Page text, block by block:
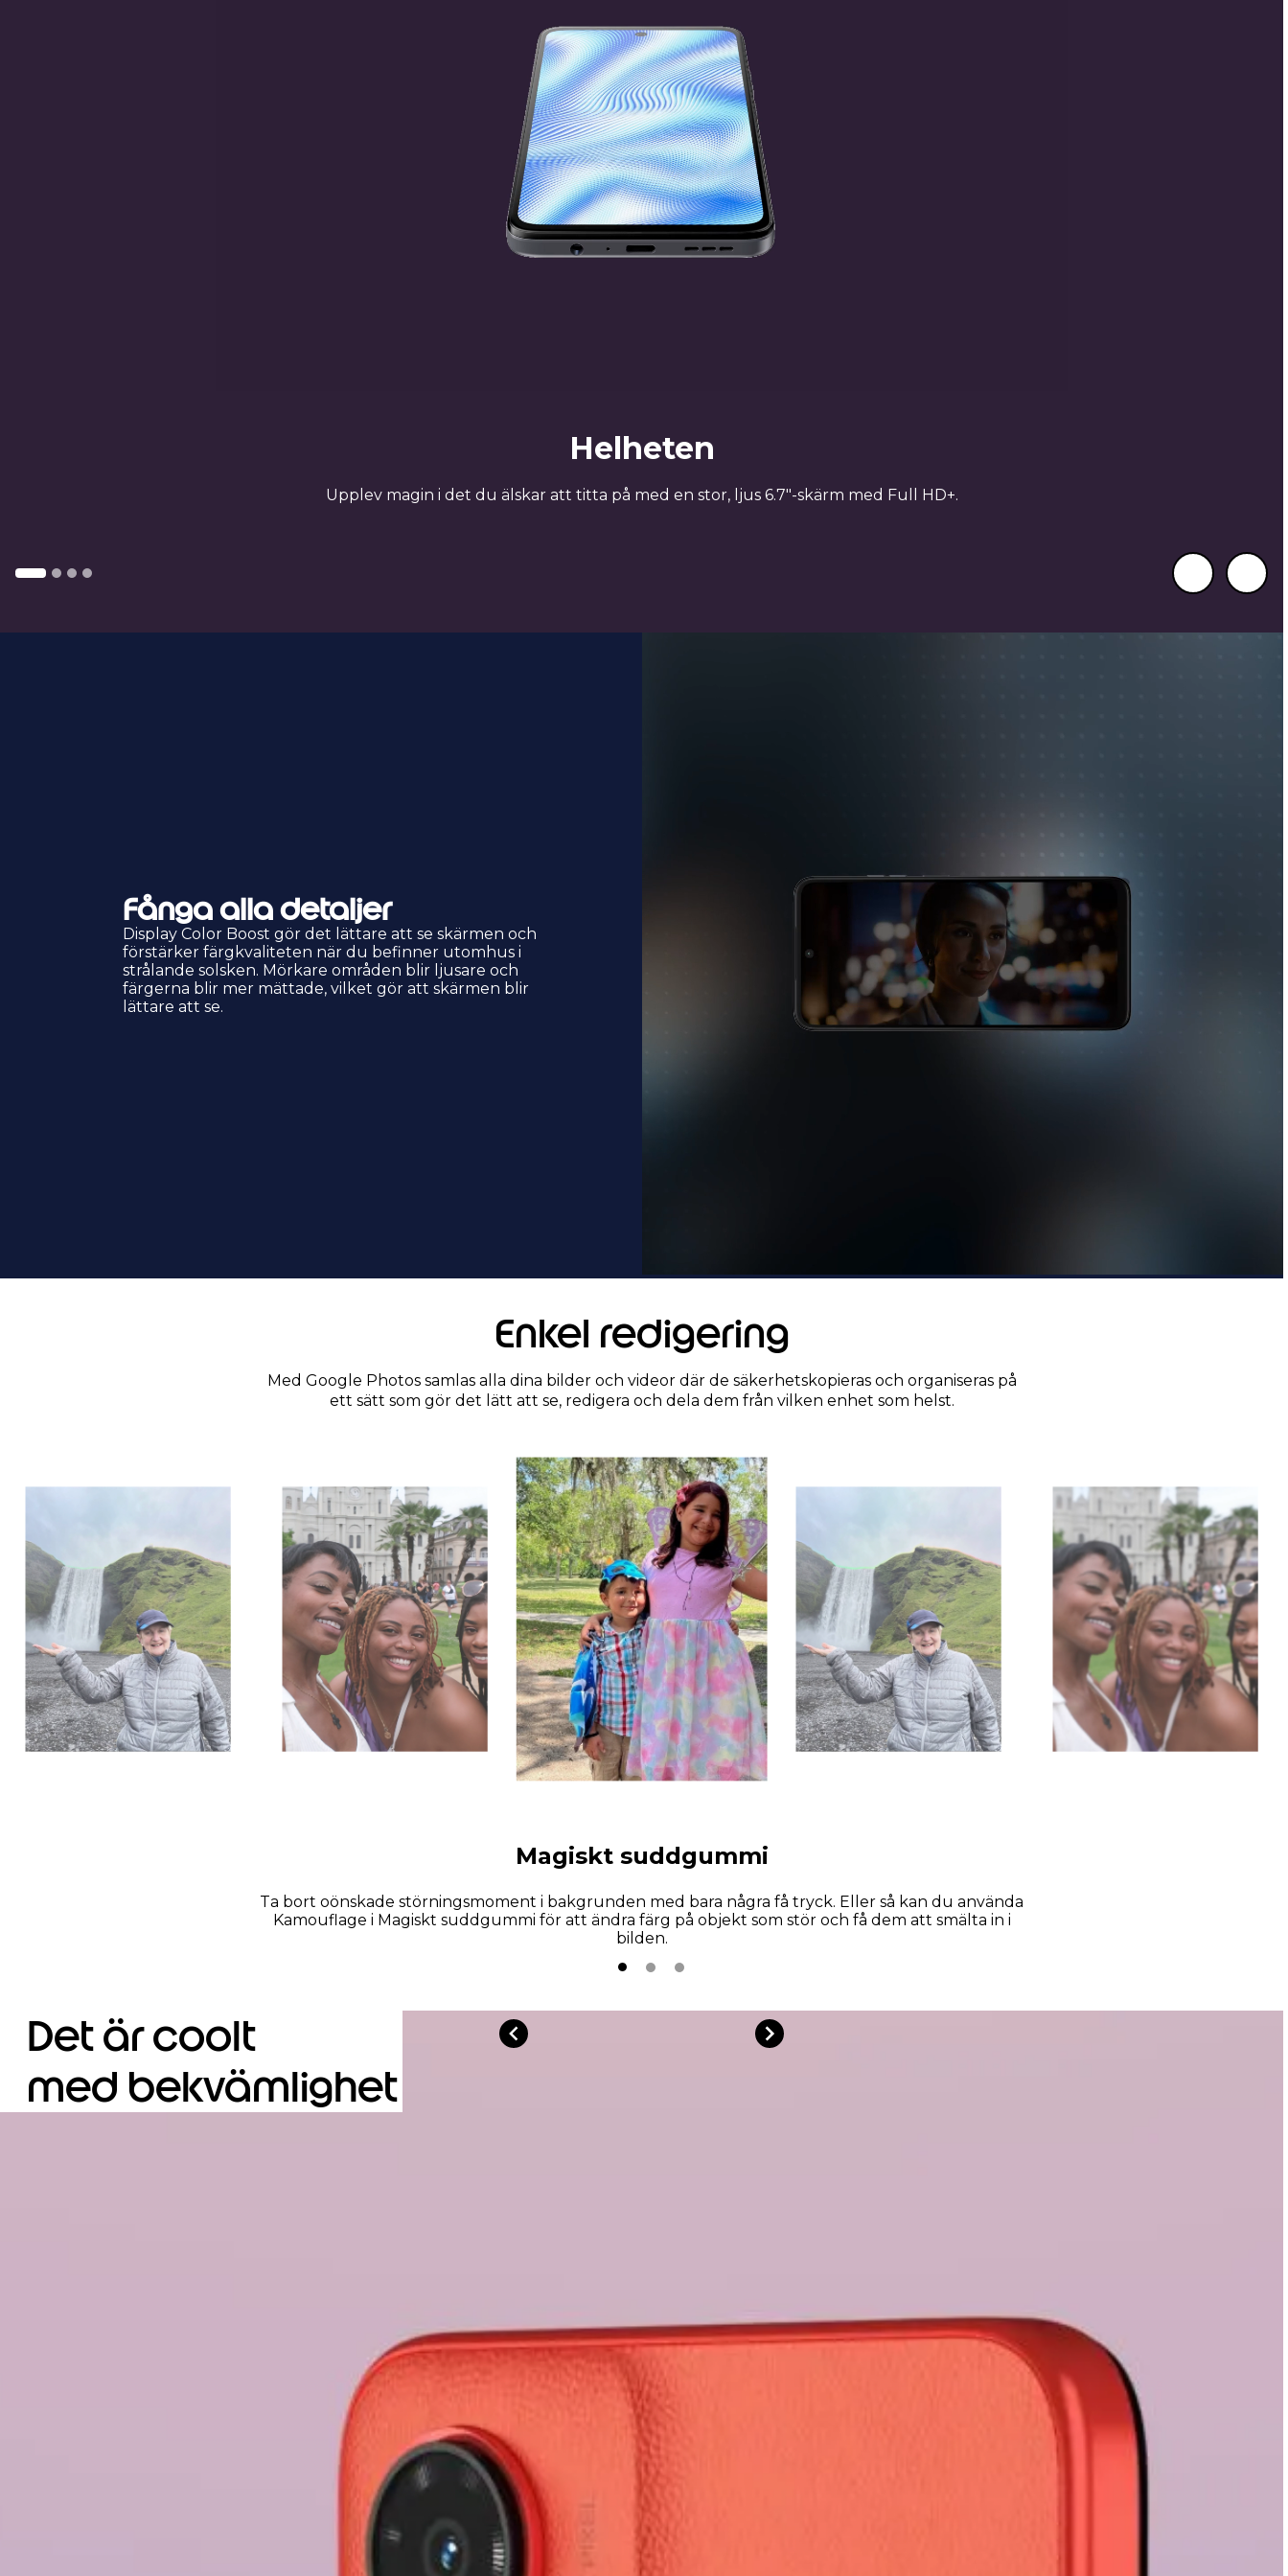
Känn skillnaden
Upplev spel och innehåll helt utan avbrott med snabb och jämn uppdateringshastighet på 120 Hz
Fånga alla detaljer
Display Color Boost gör det lättare att se skärmen och
förstärker färgkvaliteten när du befinner utomhus i
strålande solsken. Mörkare områden blir ljusare och
färgerna blir mer mättade, vilket gör att skärmen blir
lättare att se.
Enkel redigering
Med Google Photos samlas alla dina bilder och videor där de säkerhetskopieras och organiseras på
ett sätt som gör det lätt att se, redigera och dela dem från vilken enhet som helst.
Magiskt suddgummi
Ta bort oönskade störningsmoment i bakgrunden med bara några få tryck. Eller så kan du använda
Kamouflage i Magiskt suddgummi för att ändra färg på objekt som stör och få dem att smälta in i
bilden.
Det är coolt
med bekvämlighet